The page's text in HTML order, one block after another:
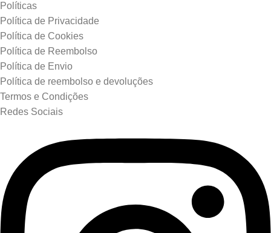
Políticas
Política de Privacidade
Política de Cookies
Política de Reembolso
Política de Envio
Política de reembolso e devoluções
Termos e Condições
Redes Sociais